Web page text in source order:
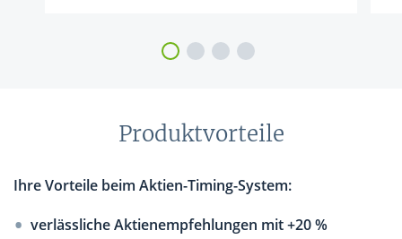
Produktvorteile
Ihre Vorteile beim Aktien-Timing-System:
verlässliche Aktienempfehlungen mit +20 %